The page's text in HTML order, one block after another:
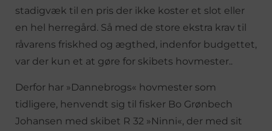
stadigvæk til en pris der ikke koster et slot eller
en hel herregård. Så med de store ekstra krav til
råvarens friskhed og ægthed, indenfor budgettet,
var der kun et at gøre for skibets hovmester..
Derfor har »Dannebrogs« hovmester som
tidligere, henvendt sig til fisker Bo Grønbech
Johansen med skibet R 32 »Ninni«, der med sit